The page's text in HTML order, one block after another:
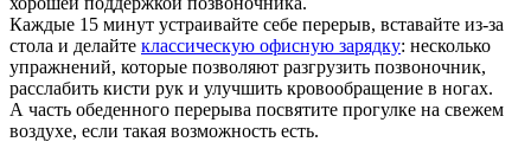
Каждые 15 минут устраивайте себе перерыв, вставайте из-за
стола и делайте классическую офисную зарядку: несколько
упражнений, которые позволяют разгрузить позвоночник,
расслабить кисти рук и улучшить кровообращение в ногах.
А часть обеденного перерыва посвятите прогулке на свежем
воздухе, если такая возможность есть.